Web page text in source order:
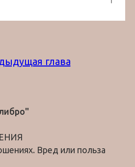
глава
Вред или польза